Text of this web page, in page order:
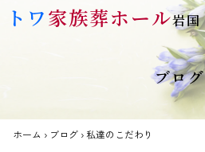
Skip to main content
トワ家族葬ホール岩国
ブログ
ホーム › ブログ › 私達のこだわり